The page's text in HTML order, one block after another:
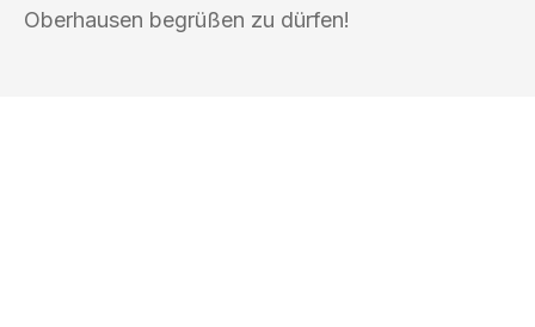
Oberhausen begrüßen zu dürfen!